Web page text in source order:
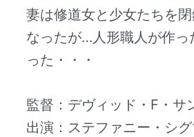
妻は修道女と少女たちを
なったが…人形職人が作
った・・・
監督：デヴィッド・F・
出演：ステファニー・シ